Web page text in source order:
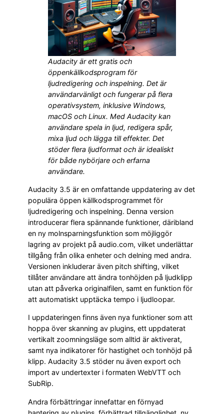
Audacity är ett gratis och
öppenkällkodsprogram för
ljudredigering och inspelning. Det är
användarvänligt och fungerar på flera
operativsystem, inklusive Windows,
macOS och Linux. Med Audacity kan
användare spela in ljud, redigera spår,
mixa ljud och lägga till effekter. Det
stöder flera ljudformat och är idealiskt
för både nybörjare och erfarna
användare.
Audacity 3.5 är en omfattande uppdatering av det
populära öppen källkodsprogrammet för
ljudredigering och inspelning. Denna version
introducerar flera spännande funktioner, däribland
en ny molnsparningsfunktion som möjliggör
lagring av projekt på audio.com, vilket underlättar
tillgång från olika enheter och delning med andra.
Versionen inkluderar även pitch shifting, vilket
tillåter användare att ändra tonhöjden på ljudklipp
utan att påverka originalfilen, samt en funktion för
att automatiskt upptäcka tempo i ljudloopar.
I uppdateringen finns även nya funktioner som att
hoppa över skanning av plugins, ett uppdaterat
vertikalt zoomningsläge som alltid är aktiverat,
samt nya indikatorer för hastighet och tonhöjd på
klipp. Audacity 3.5 stöder nu även export och
import av undertexter i formaten WebVTT och
SubRip.
Andra förbättringar innefattar en förnyad